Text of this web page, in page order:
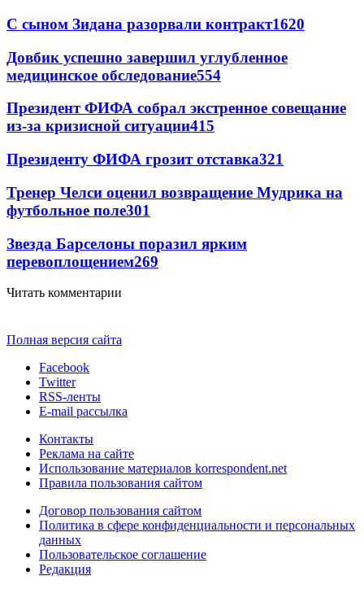
С сыном Зидана разорвали контракт1620
Довбик успешно завершил углубленное
медицинское обследование554
Президент ФИФА собрал экстренное совещание
из-за кризисной ситуации415
Президенту ФИФА грозит отставка321
Тренер Челси оценил возвращение Мудрика на
футбольное поле301
Звезда Барселоны поразил ярким
перевоплощением269
Читать комментарии
Полная версия сайта
Facebook
Twitter
RSS-ленты
E-mail рассылка
Контакты
Реклама на сайте
Использование материалов korrespondent.net
Правила пользования сайтом
Договор пользования сайтом
Политика в сфере конфиденциальности и персональных
данных
Пользовательское соглашение
Редакция